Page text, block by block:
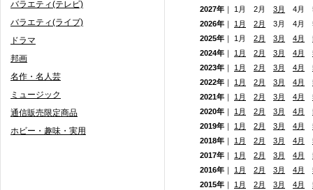
バラエティ(テレビ)
バラエティ(ライブ)
ドラマ
邦画
名作・名人芸
ミュージック
通信販売限定商品
ホビー・趣味・実用
2027年 ｜ 1月 2月 3月
4月
2026年 ｜ 1月 2月
3月 4月
2025年 ｜ 1月 2月 3月 4月
2024年 ｜ 1月 2月 3月 4月
2023年 ｜ 1月 2月 3月 4月
2022年 ｜ 1月 2月 3月 4月
2021年 ｜ 1月 2月 3月 4月
2020年 ｜ 1月 2月 3月 4月
2019年 ｜ 1月 2月 3月 4月
2018年 ｜ 1月 2月 3月 4月
2017年 ｜ 1月 2月 3月 4月
2016年 ｜ 1月 2月 3月 4月
2015年 ｜ 1月 2月 3月 4月